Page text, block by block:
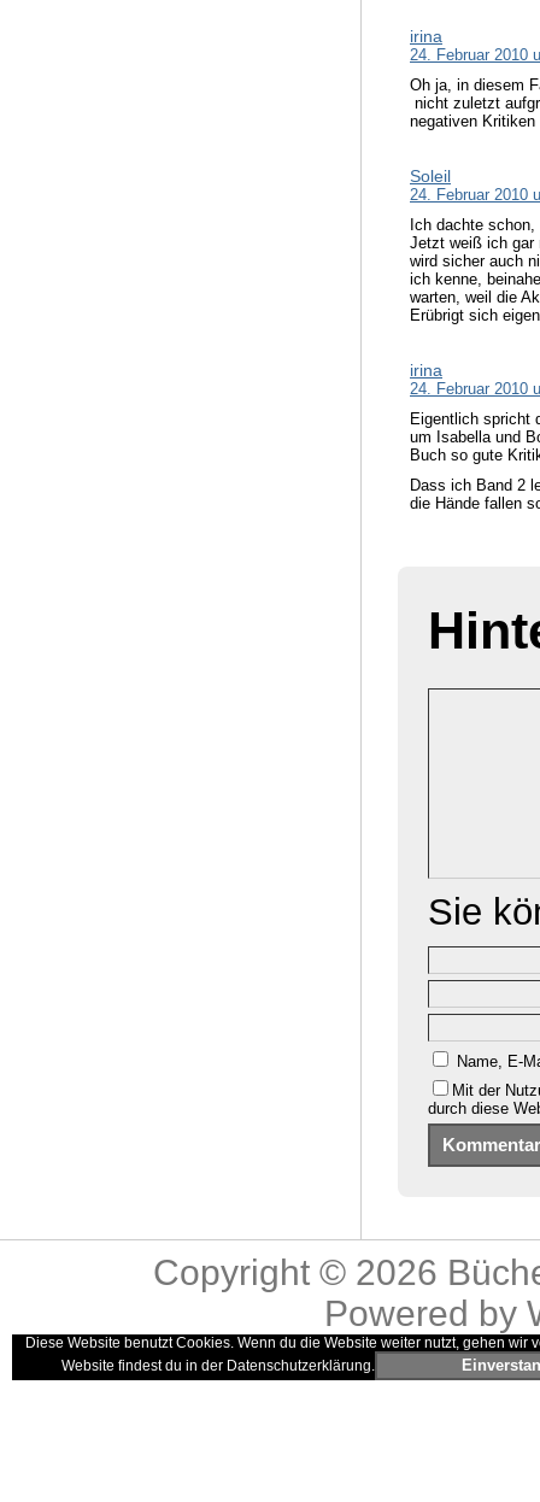
irina
24. Februar 2010
Oh ja, in diesem
nicht zuletzt
negativen
Soleil
24. Februar 2010
Ich dachte
Jetzt weiß ich gar
wird sicher auch
ich kenne,
warten, weil die
Erübrigt sich
irina
24. Februar 2010
Eigentlich spricht
um Isabella und
Buch so gute
Dass ich Band 2
die Hände fallen
Sie
Name, E-
Mit der
durch diese
Copyright © 2026
Powered by
Diese Website benutzt Cookies. Wenn du die Website weiter nutzt, gehen
Website findest du in der Datenschutzerklärung.